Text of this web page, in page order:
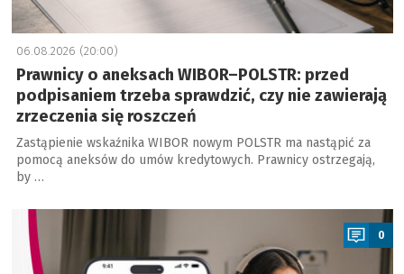
06.08.2026 (20:00)
Prawnicy o aneksach WIBOR–POLSTR: przed
podpisaniem trzeba sprawdzić, czy nie zawierają
zrzeczenia się roszczeń
Zastąpienie wskaźnika WIBOR nowym POLSTR ma nastąpić za
pomocą aneksów do umów kredytowych. Prawnicy ostrzegają,
by …
0